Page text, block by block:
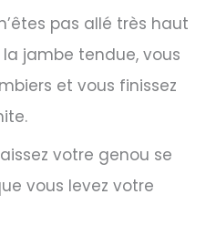
pas allé très haut
la jambe tendue, vous
et vous finissez
votre genou se
vous levez votre